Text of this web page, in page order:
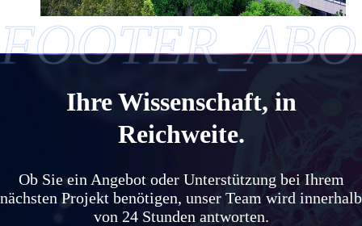
Ihre Wissenschaft, in
Reichweite.
Ob Sie ein Angebot oder Unterstützung bei Ihrem
nächsten Projekt benötigen, unser Team wird innerhalb
von 24 Stunden antworten.